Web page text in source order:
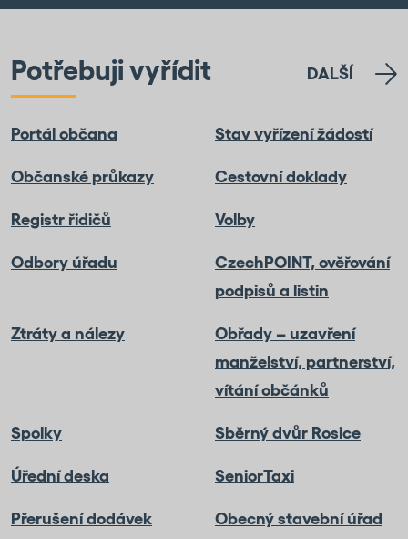
Potřebuji vyřídit DALŠÍ
Portál občana Stav vyřízení žádostí
Občanské průkazy Cestovní doklady
Registr řidičů Volby
Odbory úřadu
CzechPOINT, ověřování
podpisů a listin
Ztráty a nálezy
Obřady – uzavření
manželství, partnerství,
vítání občánků
Spolky Sběrný dvůr Rosice
Úřední deska SeniorTaxi
Přerušení dodávek
Obecný stavební úřad